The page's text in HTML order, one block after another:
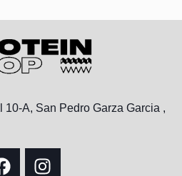
10-A, San Pedro Garza Garcia ,